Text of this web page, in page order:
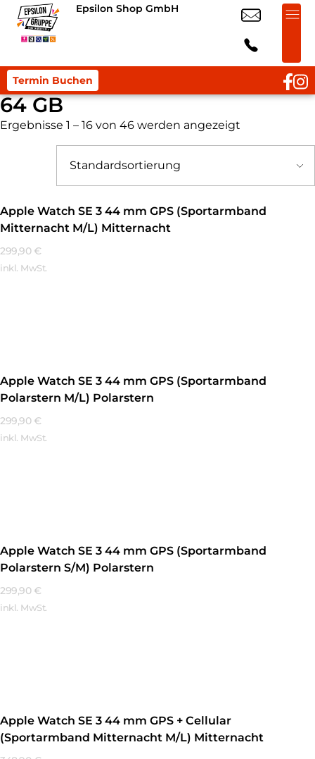
Epsilon Shop GmbH
Termin Buchen
64 GB
Ergebnisse 1 – 16 von 46 werden angezeigt
Apple Watch SE 3 44 mm GPS (Sportarmband
Mitternacht M/L) Mitternacht
299,90 €
inkl. MwSt.
Apple Watch SE 3 44 mm GPS (Sportarmband
Polarstern M/L) Polarstern
299,90 €
inkl. MwSt.
Apple Watch SE 3 44 mm GPS (Sportarmband
Polarstern S/M) Polarstern
299,90 €
inkl. MwSt.
Apple Watch SE 3 44 mm GPS + Cellular
(Sportarmband Mitternacht M/L) Mitternacht